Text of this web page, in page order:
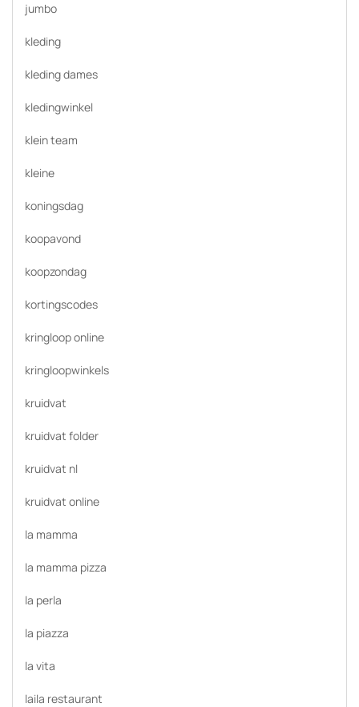
jumbo
kleding
kleding dames
kledingwinkel
klein team
kleine
koningsdag
koopavond
koopzondag
kortingscodes
kringloop online
kringloopwinkels
kruidvat
kruidvat folder
kruidvat nl
kruidvat online
la mamma
la mamma pizza
la perla
la piazza
la vita
laila restaurant